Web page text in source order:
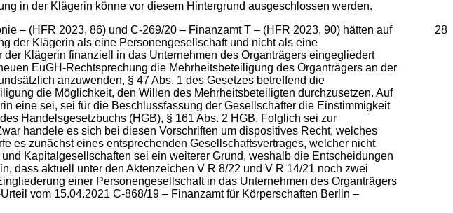
in der Klägerin könne vor diesem Hintergrund ausgeschlossen werden.
28
– (HFR 2023, 86) und C-269/20 – Finanzamt T – (HFR 2023, 90) hätten auf
der Klägerin als eine Personengesellschaft und nicht als eine
Klägerin finanziell in das Unternehmen des Organträgers eingegliedert
EuGH-Rechtsprechung die Mehrheitsbeteiligung des Organträgers an der
anzuwenden, § 47 Abs. 1 des Gesetzes betreffend die
die Möglichkeit, den Willen des Mehrheitsbeteiligten durchzusetzen. Auf
eine sei, sei für die Beschlussfassung der Gesellschafter die Einstimmigkeit
Handelsgesetzbuchs (HGB), § 161 Abs. 2 HGB. Folglich sei zur
handele es sich bei diesen Vorschriften um dispositives Recht, welches
es zunächst eines entsprechenden Gesellschaftsvertrages, welcher nicht
Kapitalgesellschaften sei ein weiterer Grund, weshalb die Entscheidungen
dass aktuell unter den Aktenzeichen V R 8/22 und V R 14/21 noch zwei
einer Personengesellschaft in das Unternehmen des Organträgers
vom 15.04.2021 C-868/19 – Finanzamt für Körperschaften Berlin –